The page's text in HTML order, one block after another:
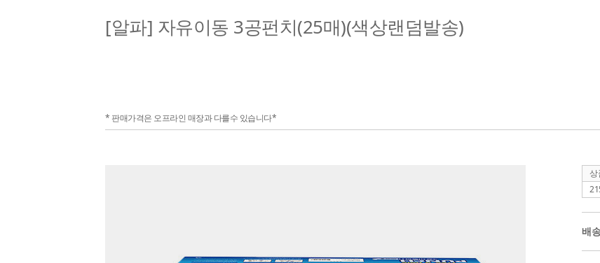
[알파] 자유이동 3공펀치(25매)(색상랜덤발송)
* 판매가격은 오프라인 매장과 다를수 있습니다*
상
배